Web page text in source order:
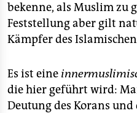
bekenne, als Muslim zu
Feststellung aber gilt
Kämpfer des Islamischen
Es ist eine
die hier geführt wird:
Deutung des Korans